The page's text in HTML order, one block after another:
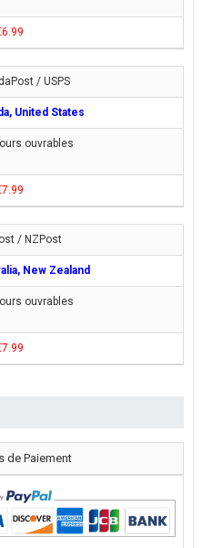
/ USPS
United States
ouvrables
/ NZPost
New Zealand
ouvrables
de Paiement